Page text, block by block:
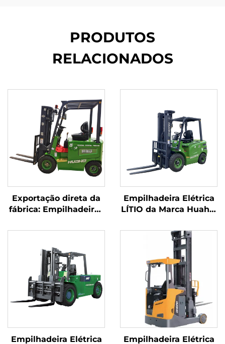
PRODUTOS
RELACIONADOS
Exportação direta da
fábrica: Empilhadeiras
tonelada com
bateria de lítio e aptas
para todos os tipos de
terreno
Empilhadeira Elétrica
LÍTIO da Marca Huahe,
Empilhadeira com
Bateria de 2,5
toneladas à Venda
Empilhadeira Elétrica Empilhadeira Elétrica